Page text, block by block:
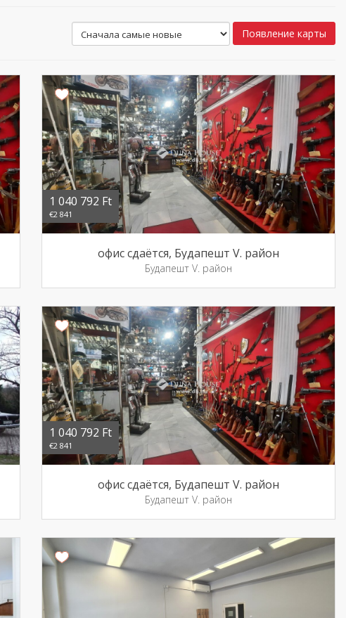
Появление карты
1 040 792 Ft
€2 841
офис сдаётся, Будапешт V. район
Будапешт V. район
1 040 792 Ft
€2 841
офис сдаётся, Будапешт V. район
Будапешт V. район